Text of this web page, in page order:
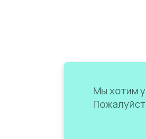
Мы хотим